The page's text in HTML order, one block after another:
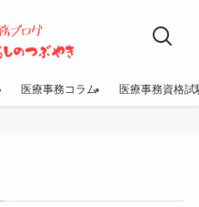
医療事務コラム 医療事務資格試